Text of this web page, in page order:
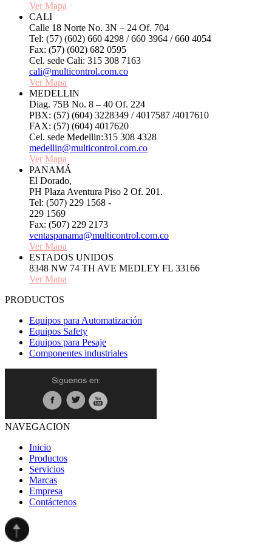
Ver Mapa
CALI
Calle 18 Norte No. 3N – 24 Of. 704
Tel: (57) (602) 660 4298 / 660 3964 / 660 4054
Fax: (57) (602) 682 0595
Cel. sede Cali: 315 308 7163
cali@multicontrol.com.co
Ver Mapa
MEDELLIN
Diag. 75B No. 8 – 40 Of. 224
PBX: (57) (604) 3228349 / 4017587 /4017610
FAX: (57) (604) 4017620
Cel. sede Medellin:315 308 4328
medellin@multicontrol.com.co
Ver Mapa
PANAMÁ
El Dorado,
PH Plaza Aventura Piso 2 Of. 201.
Tel: (507) 229 1568 -
229 1569
Fax: (507) 229 2173
ventaspanama@multicontrol.com.co
Ver Mapa
ESTADOS UNIDOS
8348 NW 74 TH AVE MEDLEY FL 33166
Ver Mapa
PRODUCTOS
Equipos para Automatización
Equipos Safety
Equipos para Pesaje
Componentes industriales
NAVEGACION
Inicio
Productos
Servicios
Marcas
Empresa
Contáctenos